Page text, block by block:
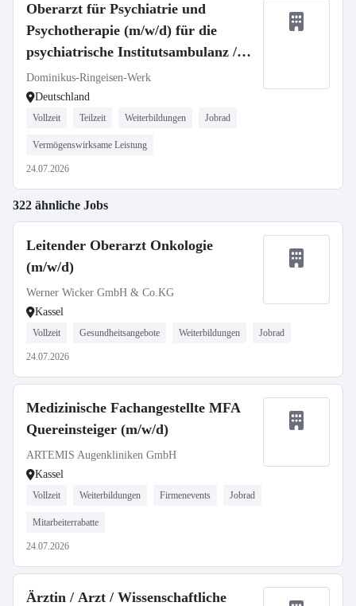
Oberarzt für Psychiatrie und
Psychotherapie (m/w/d) für die
psychiatrische Institutsambulanz /
Fachabteilung Psychiatrie unseres
Zweckverbands Krankenhaus St.
Camillus
Dominikus-Ringeisen-Werk
Deutschland
Vollzeit Teilzeit Weiterbildungen Jobrad
Vermögenswirksame Leistung
24.07.2026
322 ähnliche Jobs
Leitender Oberarzt Onkologie
(m/w/d)
Werner Wicker GmbH & Co.KG
Kassel
Vollzeit Gesundheitsangebote Weiterbildungen Jobrad
24.07.2026
Medizinische Fachangestellte MFA
Quereinsteiger (m/w/d)
ARTEMIS Augenkliniken GmbH
Kassel
Vollzeit Weiterbildungen Firmenevents Jobrad
Mitarbeiterrabatte
24.07.2026
Ärztin / Arzt / Wissenschaftliche